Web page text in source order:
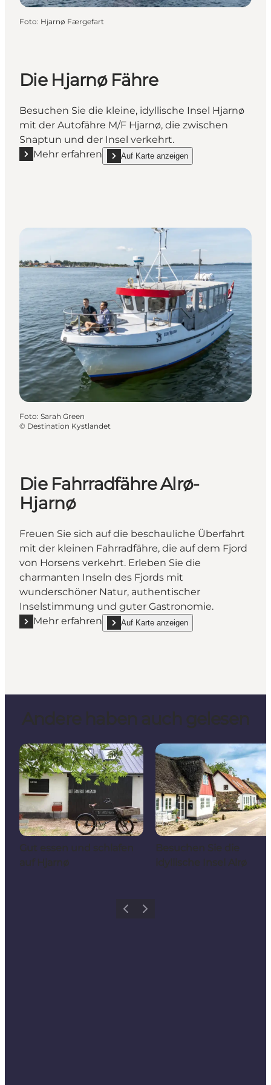
Foto: Hjarnø Færgefart
Die Hjarnø Fähre
Besuchen Sie die kleine, idyllische Insel Hjarnø
mit der Autofähre M/F Hjarnø, die zwischen
Snaptun und der Insel verkehrt.
Mehr erfahren
Mehr erfahren "Die Hjarnø Fähre"
Auf Karte anzeigen
show Die Hjarnø Fähre on_map
Foto: Sarah Green
© Destination Kystlandet
Die Fahrradfähre Alrø-
Hjarnø
Freuen Sie sich auf die beschauliche Überfahrt
mit der kleinen Fahrradfähre, die auf dem Fjord
von Horsens verkehrt. Erleben Sie die
charmanten Inseln des Fjords mit
wunderschöner Natur, authentischer
Inselstimmung und guter Gastronomie.
Mehr erfahren
Mehr erfahren "Die Fahrradfähre Alrø-Hjarnø"
Auf Karte anzeigen
show Die Fahrradfähre Alrø-Hjarnø on_map
Andere haben auch gelesen
Gut essen und schlafen
auf Hjarnø
Besuchen Sie die
idyllische Insel Alrø
ZurückWeiter